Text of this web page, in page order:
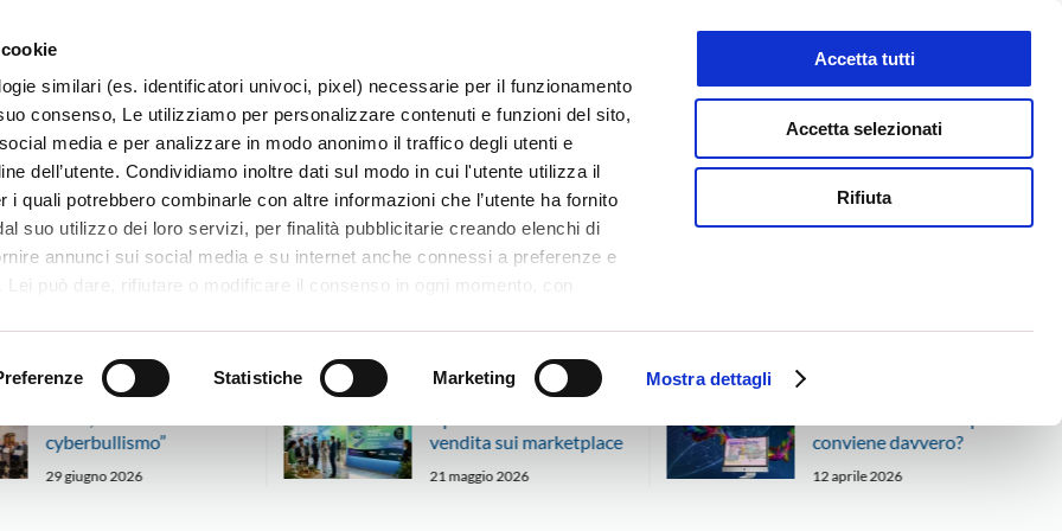
similari (es. identificatori univoci, pixel) necessarie per il funzionamento
consenso, Le utilizziamo per personalizzare contenuti e funzioni del sito,
media e per analizzare in modo anonimo il traffico degli utenti e
dell’utente. Condividiamo inoltre dati sul modo in cui l'utente utilizza il
i quali potrebbero combinarle con altre informazioni che l’utente ha fornito
suo utilizzo dei loro servizi, per finalità pubblicitarie creando elenchi di
annunci sui social media e su internet anche connessi a preferenze e
può dare, rifiutare o modificare il consenso in ogni momento, con
sulla loro condivisione con i terzi partner può leggere la ns. Cookie Policy.
Statistiche Marketing Mostra dettagli
Accetta tutti
Accetta selezionati
Rifiuta
SISTEMI E MESTIERI PROGETTI NEWS CONTATTI
cyberbullismo”
29 giugno 2026
vendita sui marketplace
21 maggio 2026
conviene davvero?
12 aprile 2026